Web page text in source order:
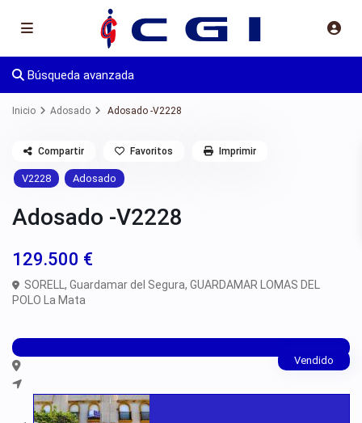
Búsqueda avanzada
Inicio Adosado Adosado -V2228
V2228 Adosado
Adosado -V2228
129.500 €
SORELL,Guardamar del Segura,GUARDAMAR LOMAS DEL
POLO La Mata
Compartir Favoritos Imprimir
Vendido